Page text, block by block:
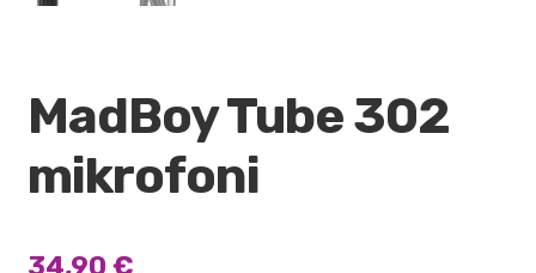
MadBoy Tube 302
mikrofoni
34,90 €